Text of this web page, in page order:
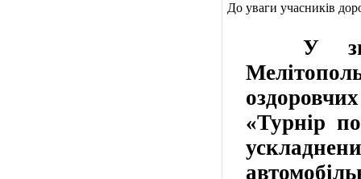
До уваги учасників
У
«Турнір